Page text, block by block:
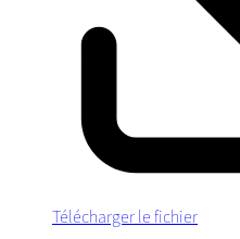
Télécharger le fichier